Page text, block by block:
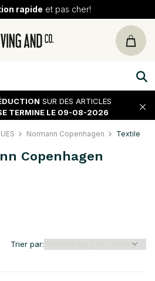
joursde tour
SUR DES ARTICLES
TERMINE LE 09-08-2026
Normann Copenhagen Textile
Copenhagen
Trier par: